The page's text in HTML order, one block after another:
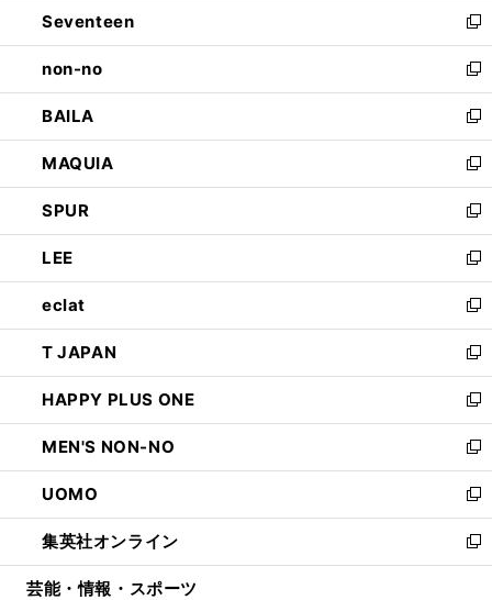
く
で
開
く
ド
ウ
で
開
く
Seventeen
新
し
い
ウ
ィ
ン
ド
ウ
で
開
く
non-no
新
し
い
ウ
ィ
ン
ド
ウ
で
開
く
BAILA
新
し
い
ウ
ィ
ン
ド
ウ
で
開
く
MAQUIA
新
し
い
ウ
ィ
ン
ド
ウ
で
開
く
SPUR
新
し
い
ウ
ィ
ン
ド
ウ
で
開
く
LEE
新
し
い
ウ
ィ
ン
ド
ウ
で
開
く
eclat
新
し
い
ウ
ィ
ン
ド
ウ
で
開
く
T JAPAN
新
し
い
ウ
ィ
ン
ド
ウ
で
開
HAPPY PLUS ONE
新
し
い
ウ
ィ
ン
ド
ウ
MEN'S NON-NO
新
し
い
ウ
ィ
ン
UOMO
新
し
い
ウ
集英社オンライン
新
し
芸能・情報・スポーツ